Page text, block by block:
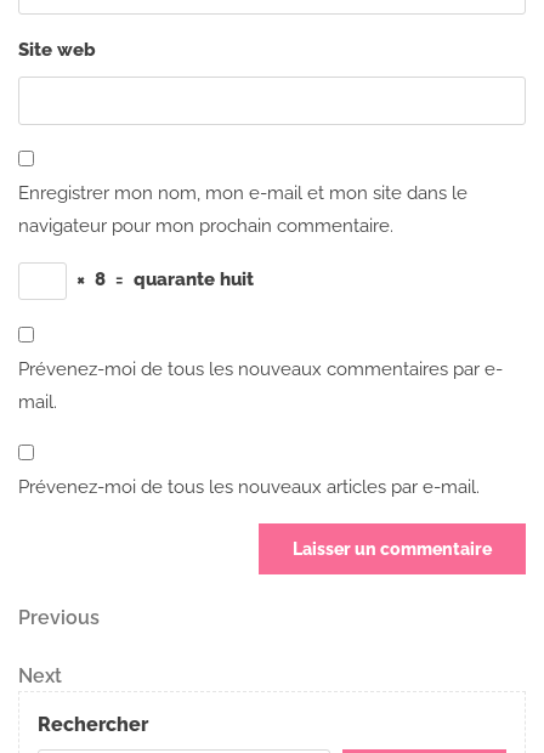
Site web
Enregistrer mon nom, mon e-mail et mon site dans le
navigateur pour mon prochain commentaire.
× 8 = quarante huit
Prévenez-moi de tous les nouveaux commentaires par e-
mail.
Prévenez-moi de tous les nouveaux articles par e-mail.
Navigation
de
l’article
Previous
Previous
Next
Post
Next
Rechercher